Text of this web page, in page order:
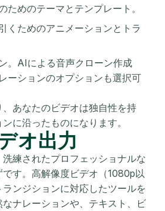
ためのテーマとテンプレート。
くためのアニメーションとトラ
。AIによる音声クローン作成
ーションのオプションも選択可
あなたのビデオは独自性を持
に沿ったものになります。
オ出力
練されたプロフェッショナルな
す。高解像度ビデオ（1080p以
ランジションに対応したツールを
ナレーションや、テキスト、ビ